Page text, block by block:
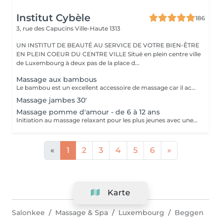
Institut Cybèle
186
3, rue des Capucins Ville-Haute 1313
UN INSTITUT DE BEAUTÉ AU SERVICE DE VOTRE BIEN-ÊTRE
EN PLEIN COEUR DU CENTRE VILLE Situé en plein centre ville
de Luxembourg à deux pas de la place d...
Massage aux bambous
Le bambou est un excellent accessoire de massage car il accentue le pouvoir des mouvements effectués par la masseuse. En Asie, c'est une plante exceptionnelle qui incarne l'apaisement, la tranquillité et la simplicité. Ce massage a la particularité de réduire l'aspect peau d'orange, c'est un merveilleux soin drainant et tonifiant. Il est également redynamisant et lutte contre la fatigue et le stress.
Massage jambes 30'
Massage pomme d'amour - de 6 à 12 ans
Initiation au massage relaxant pour les plus jeunes avec une gelée fondante aux notes gourmandes de pomme verte.
« 1 2 3 4 5 6 »
Karte
Salonkee Massage & Spa Luxembourg
Beggen